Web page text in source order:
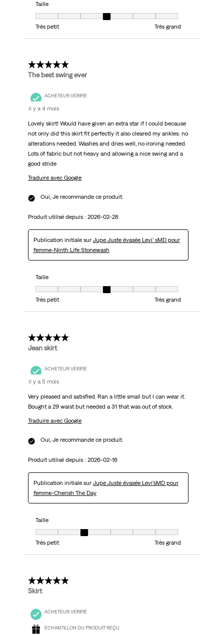
Taille
Taille, 4 sur 7, où 1 est égal à Très petit et 7 est égal à Très grand
Très petit
Très grand
5 étoile(s) sur 5.
The best swing ever
ACHETEUR VÉRIFIÉ
il y a 4 mois
Lovely skirt! Would have given an extra star if I could because
not only did this skirt fit perfectly it also cleared my ankles: no
alterations needed. Washes and dries well, no ironing needed.
Lots of fabric but not heavy and allowing a nice swing and a
good stride
Traduire avec Google
Oui, Je recommande ce produit.
Produit utilisé depuis : 2026-02-28
Publication initiale sur Jupe Juste évasée Levi' sMD pour
femme-Ninth Life Stonewash
Taille
Taille, 4 sur 7, où 1 est égal à Très petit et 7 est égal à Très grand
Très petit
Très grand
5 étoile(s) sur 5.
Jean skirt
ACHETEUR VÉRIFIÉ
il y a 5 mois
Very pleased and satisfied. Ran a little small but I can wear it.
Bought a 29 waist but needed a 31 that was out of stock.
Traduire avec Google
Oui, Je recommande ce produit.
Produit utilisé depuis : 2026-02-16
Publication initiale sur Jupe Juste évasée Levi’sMD pour
femme-Cherish The Day
Taille
Taille, 3 sur 7, où 1 est égal à Très petit et 7 est égal à Très grand
Très petit
Très grand
5 étoile(s) sur 5.
Skirt
ACHETEUR VÉRIFIÉ
ÉCHANTILLON DU PRODUIT REÇU